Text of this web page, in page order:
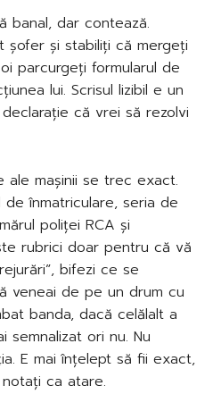
banal, dar contează.
șofer și stabiliți că mergeți
parcurgeți formularul de
lui. Scrisul lizibil e un
că vrei să rezolvi
ale mașinii se trec exact.
de înmatriculare, seria de
poliței RCA și
rubrici doar pentru că vă
bifezi ce se
veneai de pe un drum cu
banda, dacă celălalt a
semnalizat ori nu. Nu
E mai înțelept să fii exact,
ca atare.